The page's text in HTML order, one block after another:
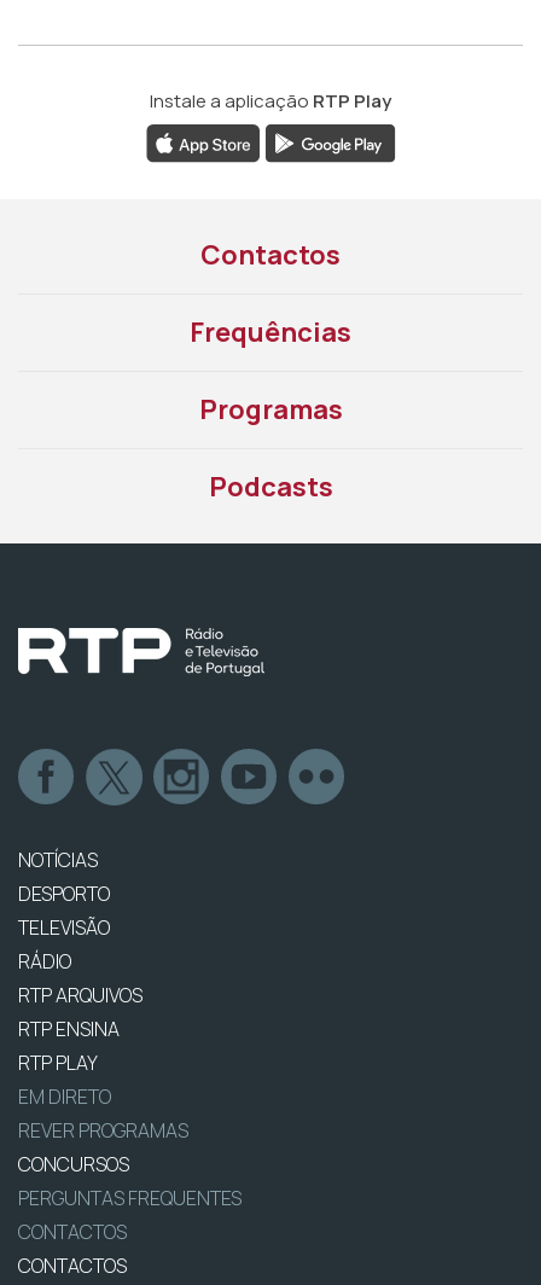
Instale a aplicação RTP Play
Contactos
Frequências
Programas
Podcasts
NOTÍCIAS
DESPORTO
TELEVISÃO
RÁDIO
RTP ARQUIVOS
RTP ENSINA
RTP PLAY
EM DIRETO
REVER PROGRAMAS
CONCURSOS
PERGUNTAS FREQUENTES
CONTACTOS
CONTACTOS